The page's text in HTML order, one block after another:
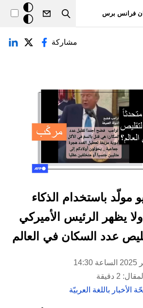
فرانس برس
Search
خلفيّة
داكنة
مشاركة
مولّد باستخدام الذكاء
يظهر الرئيس الأميركي
عدد السكان في العالم
2 دقيقة
باللغة العربيّة